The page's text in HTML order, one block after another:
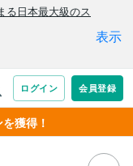
獲得！